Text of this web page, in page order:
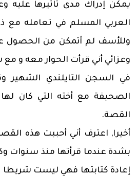
يمكن إدراك مدى تاثيرها عليه
العربي المسلم في تعامله مع
وللأسف لم أتمكن من الحصول
وعزائي أني قرأت الحوار معه
في السجن التايلندي الشهير
الصحيفة مع أخته التي كان
القصة.
أخيرا, اعترف أني أحببت هذه
بشدة عندما قرأتها منذ سنوات
إعادة كتابتها فهي ليست شريطا